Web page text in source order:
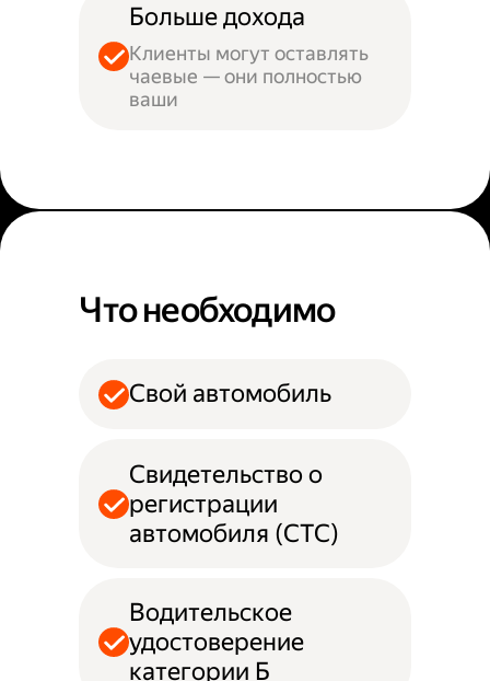
Больше дохода
Клиенты могут оставлять
чаевые — они полностью
ваши
Что необходимо
Свой автомобиль
Свидетельство о
регистрации
автомобиля (СТС)
Водительское
удостоверение
категории Б